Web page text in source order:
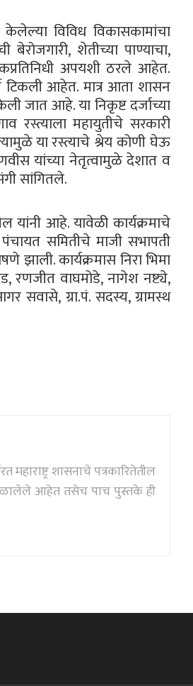
केलेल्या विविध विकासकामांचा
शेतीच्या पाण्याचा,
अपयशी ठरले आहेत.
टिकली आहेत. मात्र आता शासन
जात आहे. या निकृष्ट दर्जाच्या
रस्त्याला महायुतीचे सरकारी
या रस्त्याचे श्रेय कोणी घेऊ
यांच्या नेतृत्वामुळे देशात व
सांगितले.
यांनी आहे. यावेळी कार्यक्रमाचे
समितीचे माजी सभापती
झाली. कार्यक्रमास निरा भिमा
रणजीत वाघमोडे, नागेश नष्ट्ये,
सवासे, ग्रा.पं. सदस्य, ग्रामस्थ
महाराष्ट्र शासनाचे पत्रकारितेतील
आहेत तसेच पाच पुस्तके ही